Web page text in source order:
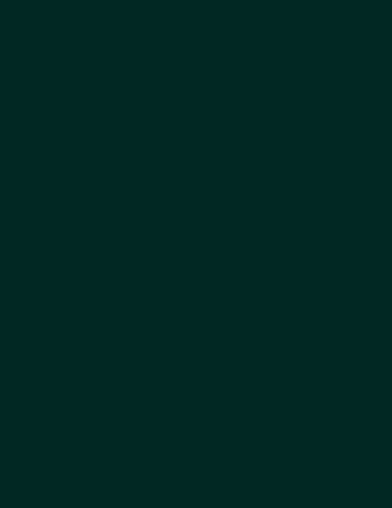
simplifiés, 黃 en caractères traditionnels)
les régions où l'on parle cantonais.
Chine, où la couleur jaune est souvent
le jaune était la couleur des empereurs en
être une romanisation de plusieurs
romanisation peut varier en fonction des
mandarin, Jyutping pour le cantonais,
un nom de famille chinois signifiant
linguistiques et culturels.
du prenom
plus couramment utilisé comme nom de